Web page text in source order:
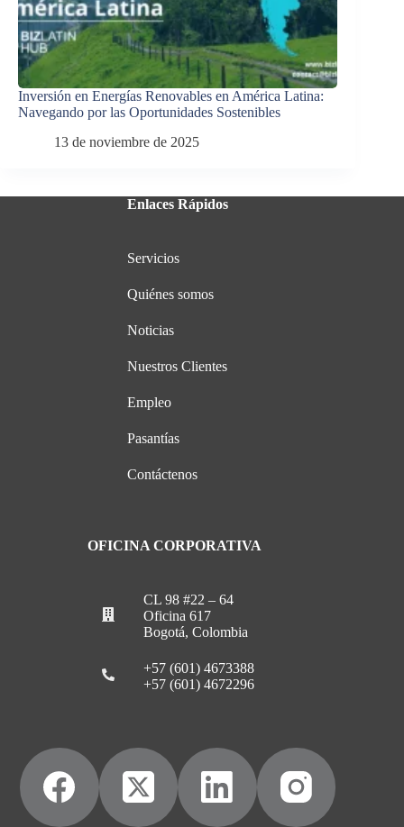
Inversión en Energías Renovables en América Latina:
Navegando por las Oportunidades Sostenibles
13 de noviembre de 2025
Enlaces Rápidos
Servicios
Quiénes somos
Noticias
Nuestros Clientes
Empleo
Pasantías
Contáctenos
OFICINA CORPORATIVA
CL 98 #22 – 64
Oficina 617
Bogotá, Colombia
+57 (601) 4673388
+57 (601) 4672296